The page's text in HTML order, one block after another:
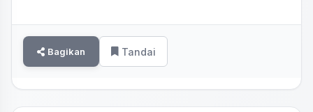
Bagikan Tandai